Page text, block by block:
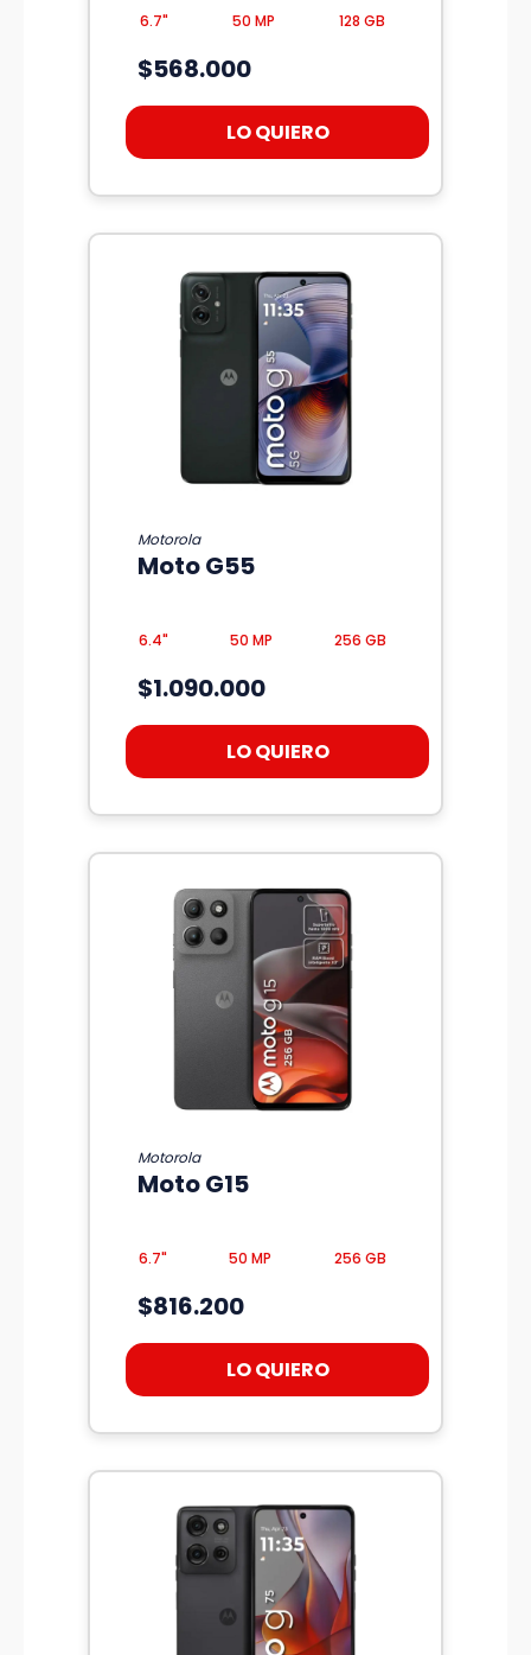
6.7" 50 MP 128 GB
$568.000
LO QUIERO
Motorola
Moto G55
6.4" 50 MP 256 GB
$1.090.000
LO QUIERO
Motorola
Moto G15
6.7" 50 MP 256 GB
$816.200
LO QUIERO